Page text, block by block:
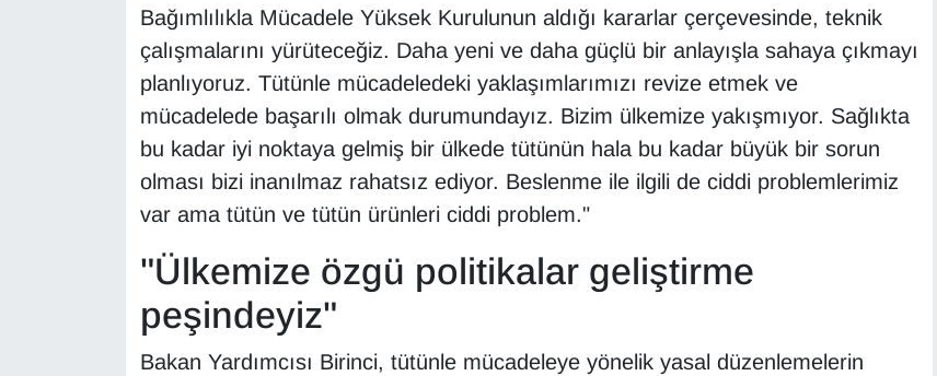
Bağımlılıkla Mücadele Yüksek Kurulunun aldığı kararlar çerçevesinde, teknik
çalışmalarını yürüteceğiz. Daha yeni ve daha güçlü bir anlayışla sahaya çıkmayı
planlıyoruz. Tütünle mücadeledeki yaklaşımlarımızı revize etmek ve
mücadelede başarılı olmak durumundayız. Bizim ülkemize yakışmıyor. Sağlıkta
bu kadar iyi noktaya gelmiş bir ülkede tütünün hala bu kadar büyük bir sorun
olması bizi inanılmaz rahatsız ediyor. Beslenme ile ilgili de ciddi problemlerimiz
var ama tütün ve tütün ürünleri ciddi problem."
"Ülkemize özgü politikalar geliştirme
peşindeyiz"
Bakan Yardımcısı Birinci, tütünle mücadeleye yönelik yasal düzenlemelerin